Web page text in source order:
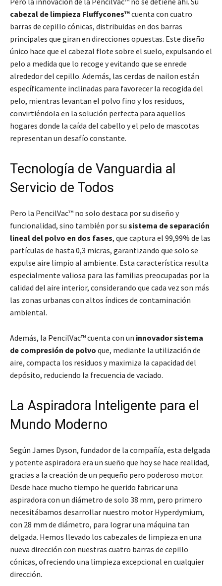
cabezal de limpieza Fluffycones™cuenta con cuatro
barras de cepillo cónicas, distribuidas en dos barras
principales que giran en direcciones opuestas. Este diseño
único hace que el cabezal flote sobre el suelo, expulsando el
pelo a medida que lo recoge y evitando que se enrede
alrededor del cepillo. Además, las cerdas de nailon están
específicamente inclinadas para favorecer la recogida del
pelo, mientras levantan el polvo fino y los residuos,
convirtiéndola en la solución perfecta para aquellos
hogares donde la caída del cabello y el pelo de mascotas
representan un desafío constante.
Tecnología de Vanguardia al
Servicio de Todos
Pero la PencilVac™ no solo destaca por su diseño y
funcionalidad, sino también por su sistema de separación
lineal del polvo en dos fases, que captura el 99,99% de las
partículas de hasta 0,3 micras, garantizando que solo se
expulse aire limpio al ambiente. Esta característica resulta
especialmente valiosa para las familias preocupadas por la
calidad del aire interior, considerando que cada vez son más
las zonas urbanas con altos índices de contaminación
ambiental.
Además, la PencilVac™ cuenta con un innovador sistema
de compresión de polvo que, mediante la utilización de
aire, compacta los residuos y maximiza la capacidad del
depósito, reduciendo la frecuencia de vaciado.
La Aspiradora Inteligente para el
Mundo Moderno
Según James Dyson, fundador de la compañía, esta delgada
y potente aspiradora era un sueño que hoy se hace realidad,
gracias a la creación de un pequeño pero poderoso motor.
Desde hace mucho tiempo he querido fabricar una
aspiradora con un diámetro de solo 38 mm, pero primero
necesitábamos desarrollar nuestro motor Hyperdymium,
con 28 mm de diámetro, para lograr una máquina tan
delgada. Hemos llevado los cabezales de limpieza en una
nueva dirección con nuestras cuatro barras de cepillo
cónicas, ofreciendo una limpieza excepcional en cualquier
dirección.